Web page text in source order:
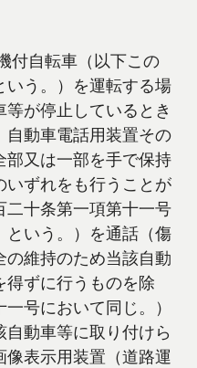
自転車（以下この
いう。）を運転する場
が停止しているとき
自動車電話用装置その
部又は一部を手で保持
いずれをも行うことが
二十条第一項第十一号
という。）を通話（傷
維持のため当該自動
ずに行うものを除
号において同じ。）
動車等に取り付けら
像表示用装置（道路運